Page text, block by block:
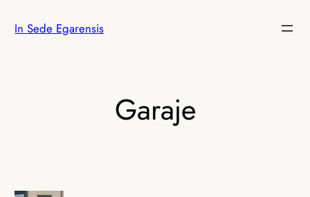
In Sede Egarensis
Garaje